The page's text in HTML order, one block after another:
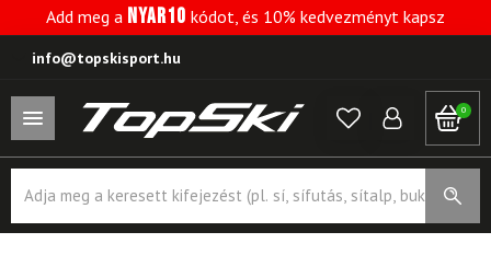
Add meg a NYAR10 kódot, és 10% kedvezményt kapsz
info@topskisport.hu
0
search